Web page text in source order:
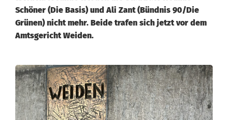
Schöner (Die Basis) und Ali Zant (Bündnis 90/Die
Grünen) nicht mehr. Beide trafen sich jetzt vor dem
Amtsgericht Weiden.
S
t
a